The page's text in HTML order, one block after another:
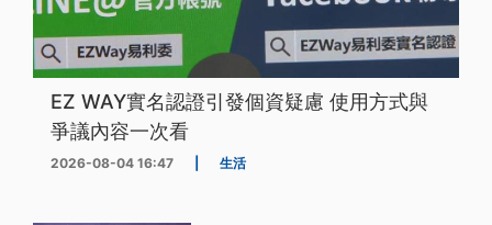
EZ WAY實名認證引發個資疑慮 使用方式與
爭議內容一次看
2026-08-04 16:47 生活